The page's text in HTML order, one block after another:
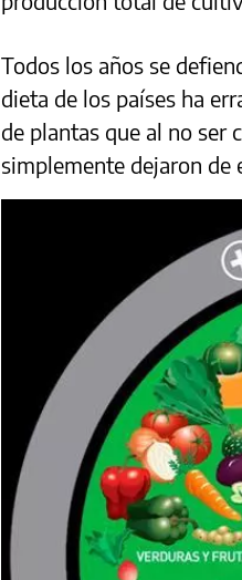
Todos los años se
dieta de los países ha
de plantas que al no ser
simplemente dejaron de